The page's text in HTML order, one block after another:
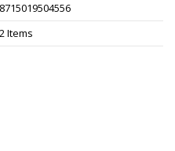
8715019504556
2 Items